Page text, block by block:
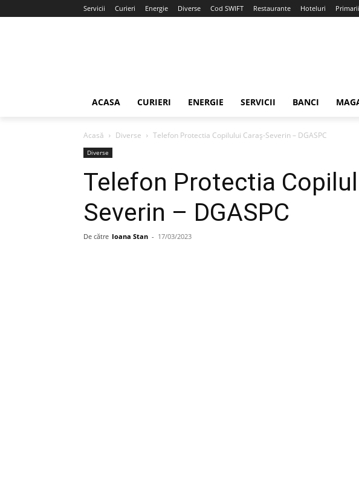
Servicii Curieri Energie Diverse Cod SWIFT Restaurante Hoteluri Primarii
ACASA CURIERI ENERGIE SERVICII BANCI
Acasă Diverse Telefon Protectia Copilului Caraş-Severin – DGASPC
Diverse
Telefon Protectia
Severin – DGASPC
De către Ioana Stan - 17/03/2023